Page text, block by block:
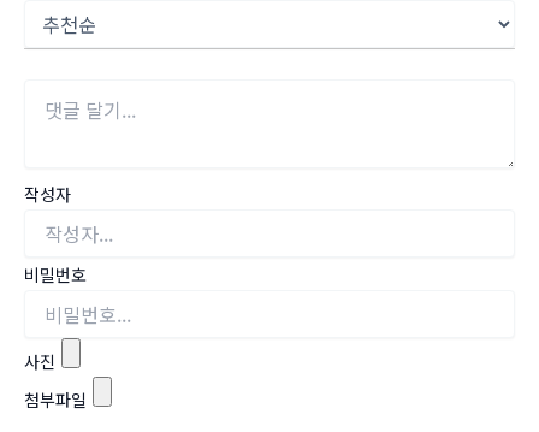
작성자
비밀번호
사진
첨부파일